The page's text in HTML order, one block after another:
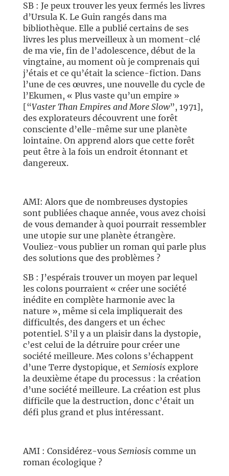
SB : Je peux trouver les yeux fermés les livres
d’Ursula K. Le Guin rangés dans ma
bibliothèque. Elle a publié certains de ses
livres les plus merveilleux à un moment-clé
de ma vie, fin de l’adolescence, début de la
vingtaine, au moment où je comprenais qui
j’étais et ce qu’était la science-fiction. Dans
l’une de ces œuvres, une nouvelle du cycle de
l’Ekumen, « Plus vaste qu’un empire »
[“Vaster Than Empires and More Slow”, 1971],
des explorateurs découvrent une forêt
consciente d’elle-même sur une planète
lointaine. On apprend alors que cette forêt
peut être à la fois un endroit étonnant et
dangereux.
AMI: Alors que de nombreuses dystopies
sont publiées chaque année, vous avez choisi
de vous demander à quoi pourrait ressembler
une utopie sur une planète étrangère.
Vouliez-vous publier un roman qui parle plus
des solutions que des problèmes ?
SB : J’espérais trouver un moyen par lequel
les colons pourraient « créer une société
inédite en complète harmonie avec la
nature », même si cela impliquerait des
difficultés, des dangers et un échec
potentiel. S’il y a un plaisir dans la dystopie,
c’est celui de la détruire pour créer une
société meilleure. Mes colons s’échappent
d’une Terre dystopique, et Semiosisexplore
la deuxième étape du processus : la création
d’une société meilleure. La création est plus
difficile que la destruction, donc c’était un
défi plus grand et plus intéressant.
AMI : Considérez-vous Semiosiscomme un
roman écologique ?